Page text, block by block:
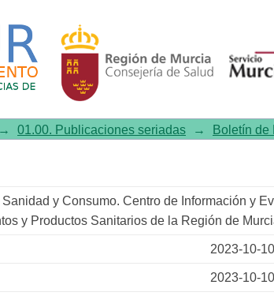
de la Región de
→ 01.00. Publicaciones seriadas → Boletín
y Consumo. Centro de Información y
y Productos Sanitarios de la Región de
2023-10-
2023-10-